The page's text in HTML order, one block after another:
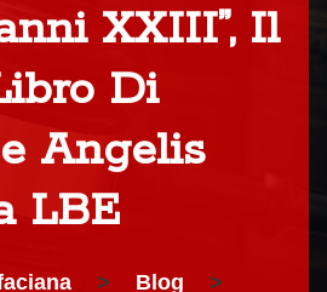
XXIII”, Il
Di
Angelis
LBE
> Blog
>